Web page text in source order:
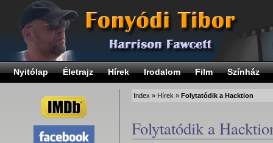
Nyitólap Életrajz Hírek Irodalom Film Színház
Index » Hírek » Folytatódik a Hacktion
Folytatódik a